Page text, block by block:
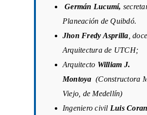
Germán Lucumí,
Planeación de Quibdó.
Jhon Fredy Asprilla ,
Arquitectura de UTCH;
Arquitecto William J.
Montoya (Constructora
Viejo, de Medellín)
Ingeniero civil Luis